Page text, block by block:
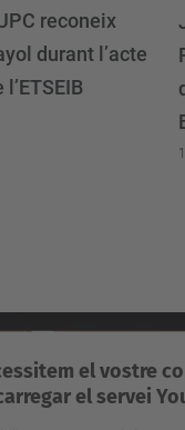
reconeix
durant l’acte
el vostre
el servei